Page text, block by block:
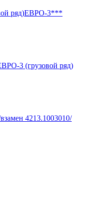
ряд)ЕВРО-3***
3 (грузовой ряд)
4213.1003010/